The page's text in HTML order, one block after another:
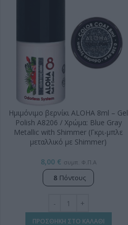
Ημιμόνιμο βερνίκι ALOHA 8ml – Gel
Polish A8206 / Χρώμα: Blue Gray
Metallic with Shimmer (Γκρι-μπλε
μεταλλικό με Shimmer)
8,00 € συμπ. Φ.Π.Α
8 Πόντους
ΠΡΟΣΘΗΚΗ ΣΤΟ ΚΑΛΑΘΙ